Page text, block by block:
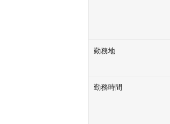
勤務地
勤務時間